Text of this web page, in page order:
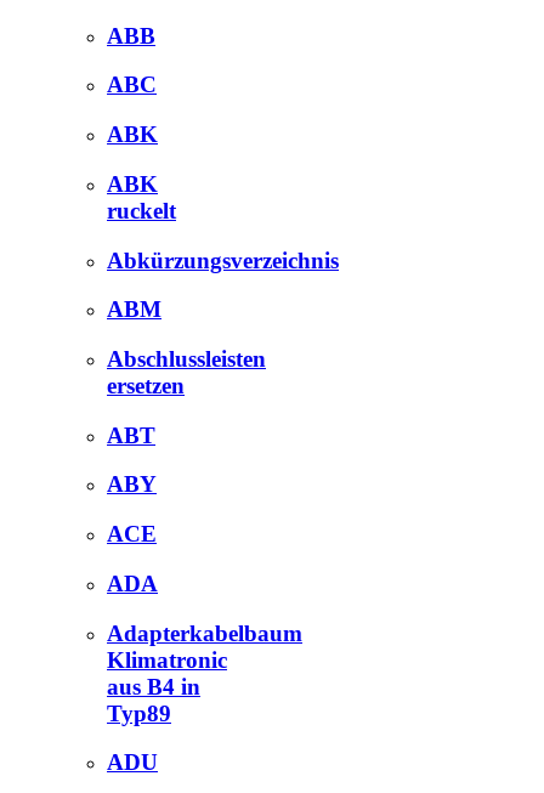
ABB
ABC
ABK
ABK
ruckelt
Abkürzungsverzeichnis
ABM
Abschlussleisten
ersetzen
ABT
ABY
ACE
ADA
Adapterkabelbaum
Klimatronic
aus B4 in
Typ89
ADU